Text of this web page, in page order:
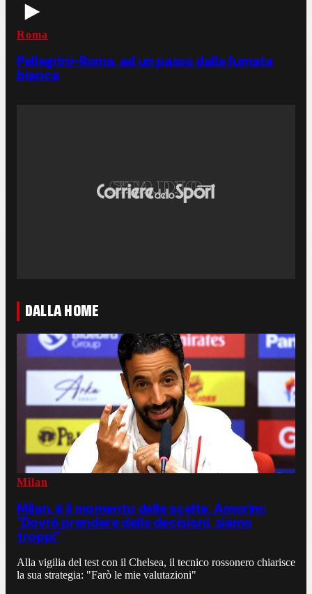
Roma
Pellegrini-Roma, ad un passo dalla fumata
bianca
DALLA HOME
Milan
Milan, è il momento delle scelte. Amorim:
"Dovrò prendere delle decisioni, siamo
troppi"
Alla vigilia del test con il Chelsea, il tecnico rossonero chiarisce
la sua strategia: "Farò le mie valutazioni"